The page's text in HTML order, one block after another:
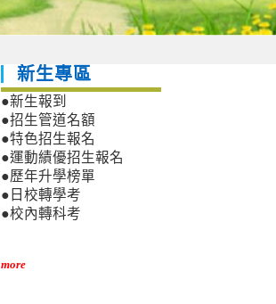
新生專區
●新生報到
●招生管道名額
●特色招生報名
●運動績優招生報名
●歷年升學榜單
●日校轉學考
●校內轉科考
more